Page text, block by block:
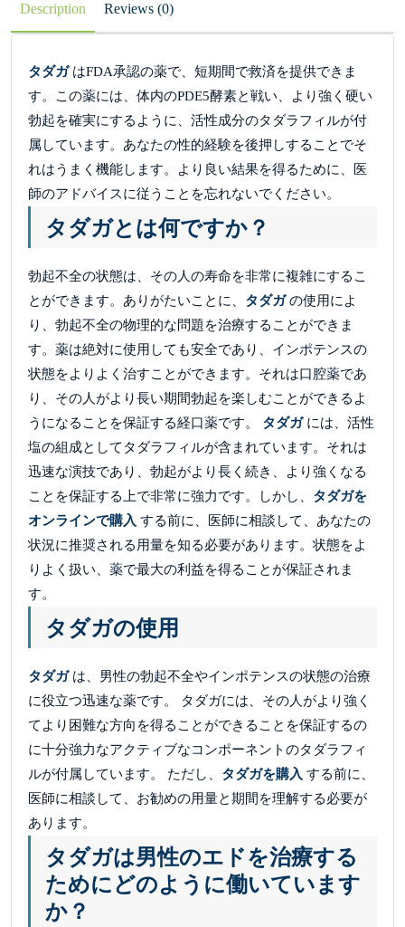
Description Reviews (0)
タダガ はFDA承認の薬で、短期間で救済を提供できま
す。この薬には、体内のPDE5酵素と戦い、より強く硬い
勃起を確実にするように、活性成分のタダラフィルが付
属しています。あなたの性的経験を後押しすることでそ
れはうまく機能します。より良い結果を得るために、医
師のアドバイスに従うことを忘れないでください。
タダガとは何ですか？
勃起不全の状態は、その人の寿命を非常に複雑にするこ
とができます。ありがたいことに、 タダガの使用によ
り、勃起不全の物理的な問題を治療することができま
す。薬は絶対に使用しても安全であり、インポテンスの
状態をよりよく治すことができます。それは口腔薬であ
り、その人がより長い期間勃起を楽しむことができるよ
うになることを保証する経口薬です。 タダガ には、活性
塩の組成としてタダラフィルが含まれています。それは
迅速な演技であり、勃起がより長く続き、より強くなる
ことを保証する上で非常に強力です。しかし、 タダガを
オンラインで購入 する前に、医師に相談して、あなたの
状況に推奨される用量を知る必要があります。状態をよ
りよく扱い、薬で最大の利益を得ることが保証されま
す。
タダガの使用
タダガ は、男性の勃起不全やインポテンスの状態の治療
に役立つ迅速な薬です。 タダガには、その人がより強く
てより困難な方向を得ることができることを保証するの
に十分強力なアクティブなコンポーネントのタダラフィ
ルが付属しています。 ただし、 タダガを購入 する前に、
医師に相談して、お勧めの用量と期間を理解する必要が
あります。
タダガは男性のエドを治療する
ためにどのように働いています
か？